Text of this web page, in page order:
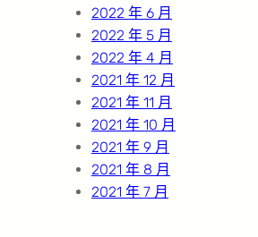
2022 年 6 月
2022 年 5 月
2022 年 4 月
2021 年 12 月
2021 年 11 月
2021 年 10 月
2021 年 9 月
2021 年 8 月
2021 年 7 月